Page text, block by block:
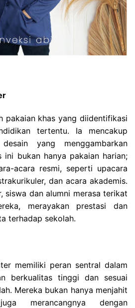
pakaian khas yang diidentifikasi
tertentu. Ia mencakup
yang menggambarkan
ini bukan hanya pakaian harian;
acara resmi, seperti upacara
dan acara akademis.
siswa dan alumni merasa terikat
merayakan prestasi dan
terhadap sekolah.
memiliki peran sentral dalam
berkualitas tinggi dan sesuai
Mereka bukan hanya menjahit
merancangnya dengan